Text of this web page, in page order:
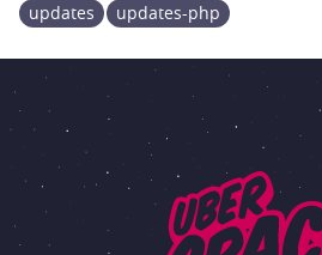
updates
updates-php